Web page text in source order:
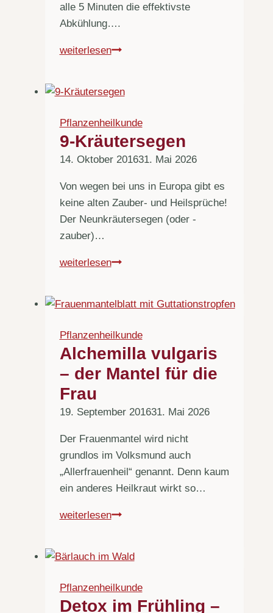
alle 5 Minuten die effektivste
Abkühlung….
weiterlesenDie
Kräuter
Pflanzenheilkunde
9-Kräutersegen
14. Oktober 201631. Mai 2026
Von wegen bei uns in Europa gibt es
keine alten Zauber- und Heilsprüche!
Der Neunkräutersegen (oder -
zauber)…
weiterlesen9-
Pflanzenheilkunde
Alchemilla vulgaris
– der Mantel für die
Frau
19. September 201631. Mai 2026
Der Frauenmantel wird nicht
grundlos im Volksmund auch
„Allerfrauenheil“ genannt. Denn kaum
ein anderes Heilkraut wirkt so…
weiterlesenAlchemilla
der
Pflanzenheilkunde
Detox im Frühling –